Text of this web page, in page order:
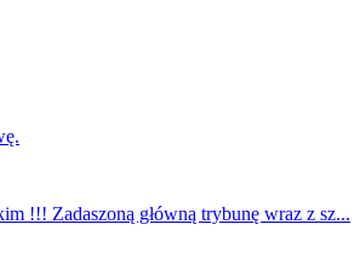
!!! Zadaszoną główną trybunę wraz z sz...